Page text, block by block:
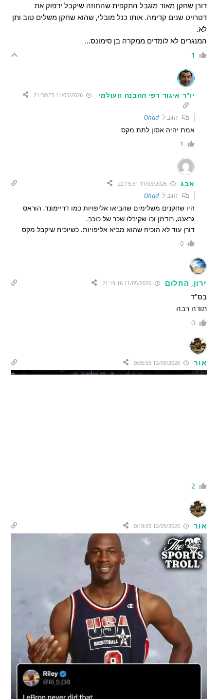
דורן שחקן מאוד מוגבל התקפית שהחוזה שיקבל ידפוק את
דטרויט שנים קדימה. אותו כנל מובלי, שהוא שחקן משלים טוב ותן
לא.
המנגרים לא לומדים ממקרה בן סימונס…
1
יו"ר איגוד רפי ההבנה העולמי 11/05/2026 21:30:23
הגב לOhad
אמת יהיה אסון לתת מקס
1
אבג
הגב לOhad
היו שחקנים משלימים שהביאו אליפויות כמו דריימונד, הוראס
גראנט, רודמן וכו שקיבלו שכר של כוכב.
דורן עוד לא הוכיח שהוא מביא אליפויות. כשיוכיח שיקבל מקס
0
ירון, החלום 11/05/2026 21:19:16
בס"ד
תודה רבה
0
אור
2
אור